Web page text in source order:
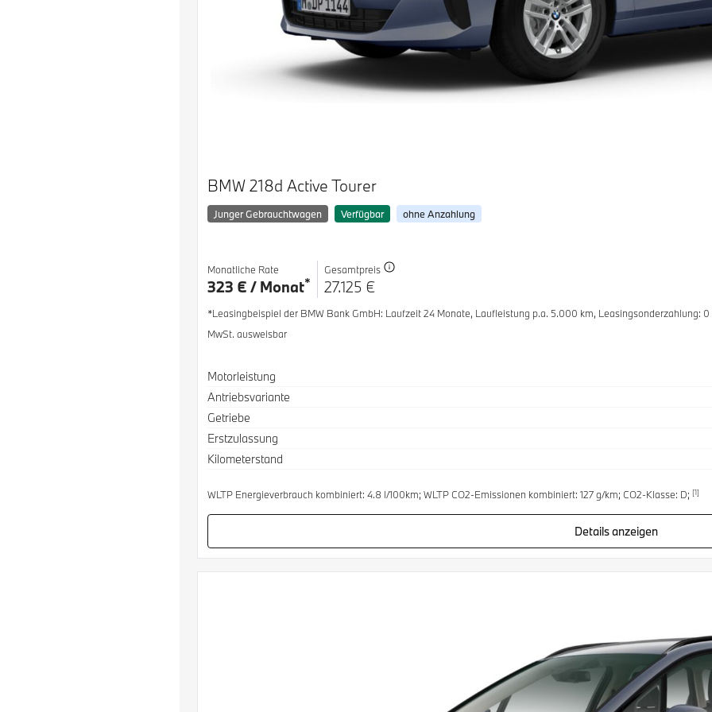
BMW 218d Active Tourer
Junger Gebrauchtwagen Verfügbar ohne Anzahlung
Monatliche Rate
323 € / Monat*
Gesamtpreis
27.125 €
*Leasingbeispiel der BMW Bank GmbH: Laufzeit 24 Monate, Laufleistung p.a. 5.000 km, Leasingsonderzahlung:
MwSt. ausweisbar
Spezifikation
Motorleistung
Antriebsvariante
Getriebe
Erstzulassung
Kilometerstand
WLTP Energieverbrauch kombiniert: 4.8 l/100km; WLTP CO2-Emissionen kombiniert: 127 g/km; CO2-Klasse: D; [1]
Details anzeigen